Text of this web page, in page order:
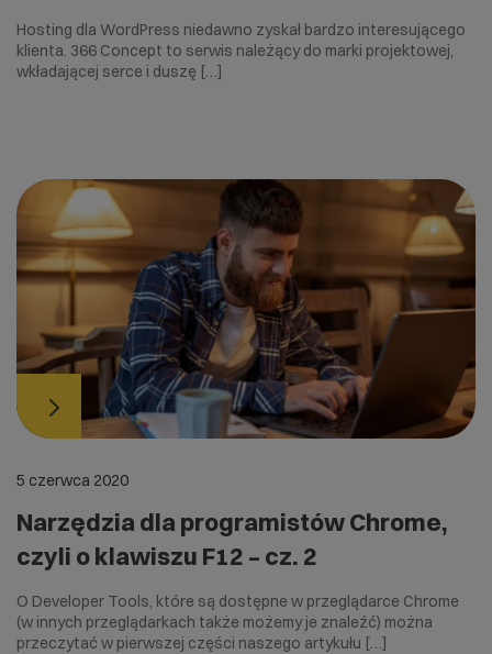
Hosting dla WordPress niedawno zyskał bardzo interesującego
klienta. 366 Concept to serwis należący do marki projektowej,
wkładającej serce i duszę […]
5 czerwca 2020
Narzędzia dla programistów Chrome,
czyli o klawiszu F12 – cz. 2
O Developer Tools, które są dostępne w przeglądarce Chrome
(w innych przeglądarkach także możemy je znaleźć) można
przeczytać w pierwszej części naszego artykułu […]